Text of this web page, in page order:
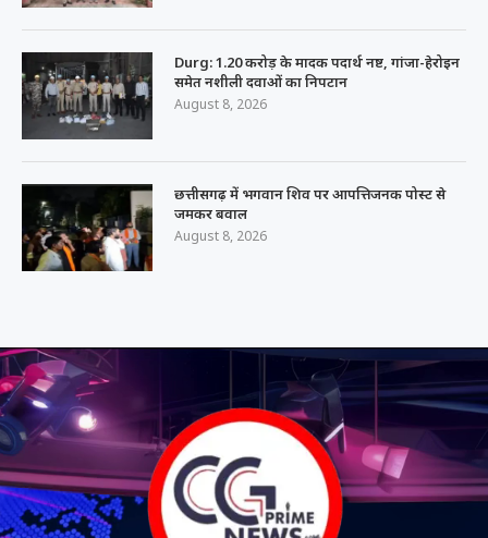
Durg: 1.20 करोड़ के मादक पदार्थ नष्ट, गांजा-हेरोइन
समेत नशीली दवाओं का निपटान
August 8, 2026
छत्तीसगढ़ में भगवान शिव पर आपत्तिजनक पोस्ट से
जमकर बवाल
August 8, 2026